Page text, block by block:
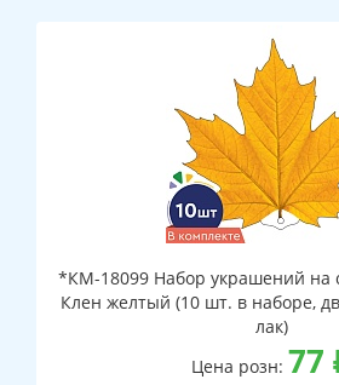
*КМ-18099 Набор украшений на
Клен желтый (10 шт. в наборе,
лак)
Цена розн: 77